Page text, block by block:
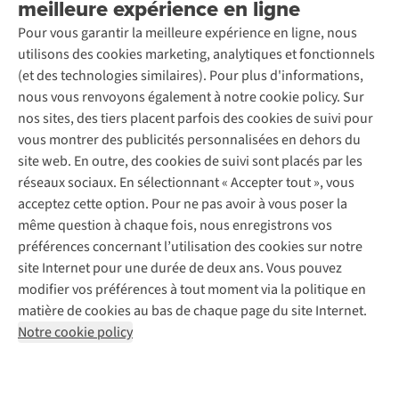
meilleure expérience en ligne
Pour vous garantir la meilleure expérience en ligne, nous
utilisons des cookies marketing, analytiques et fonctionnels
(et des technologies similaires). Pour plus d'informations,
nous vous renvoyons également à notre cookie policy. Sur
nos sites, des tiers placent parfois des cookies de suivi pour
vous montrer des publicités personnalisées en dehors du
site web. En outre, des cookies de suivi sont placés par les
réseaux sociaux. En sélectionnant « Accepter tout », vous
acceptez cette option. Pour ne pas avoir à vous poser la
même question à chaque fois, nous enregistrons vos
préférences concernant l’utilisation des cookies sur notre
site Internet pour une durée de deux ans. Vous pouvez
modifier vos préférences à tout moment via la politique en
matière de cookies au bas de chaque page du site Internet.
Notre cookie policy
Entretien & réparations
Garantie
Contactez-nous
Nos magasins
À propos d’A.S.Adventure
Déclaration d'accessibilité
Entretien de ski
Service de lavage
Entretien de chaussures
Réparation de chaussures
Réparation de vêtements
Retouches
Pour les entreprises
Explore Camp
Gear Check
Expertise & conseils
Abonnez-vous à la newsletter
Suivez-nous
Mentions légales
Politique de confidentialité
Conditions générales
Cookie Policy
AS Adventure Luxemburg SA,